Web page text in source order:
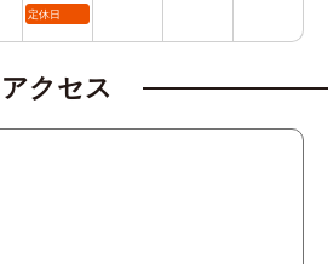
定休日
アクセス